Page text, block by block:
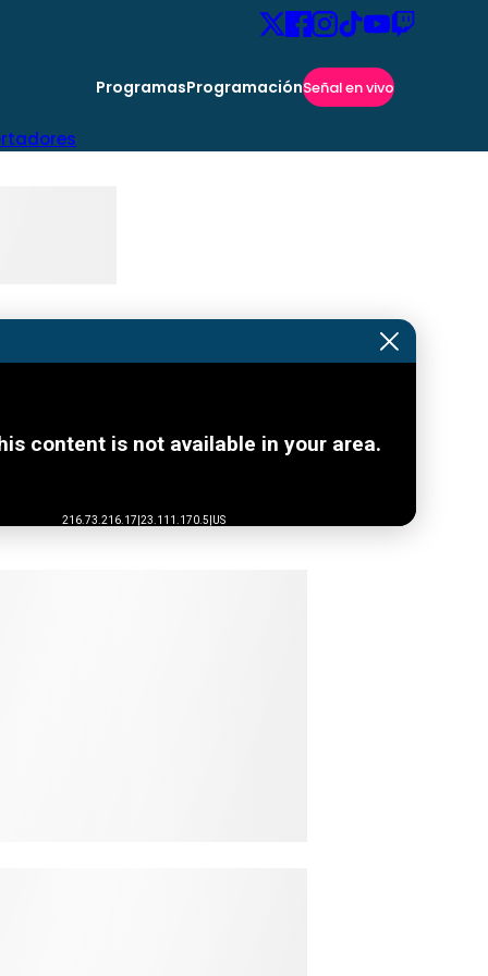
ProgramasProgramaciónSeñal en vivo